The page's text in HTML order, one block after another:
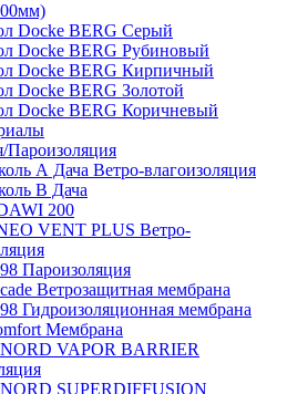
Docke BERG Серый
Docke BERG Рубиновый
Docke BERG Кирпичный
Docke BERG Золотой
Docke BERG Коричневый
Пароизоляция
А Дача Ветро-влагоизоляция
В Дача
200
VENT PLUS Ветро-
Пароизоляция
Ветрозащитная мембрана
Гидроизоляционная мембрана
Мембрана
VAPOR BARRIER
SUPERDIFFUSION